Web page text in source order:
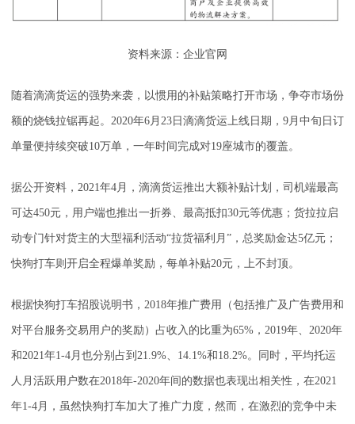
资料来源：企业官网
随着滴滴货运的强势来袭，以惯用的补贴策略打开市场，争夺市场份
额的烧钱拉锯再起。2020年6月23日滴滴货运上线日期，9月中旬日订
单量便持续突破10万单，一年时间完成对19座城市的覆盖。
据公开资料，2021年4月，滴滴货运推出大额补贴计划，司机端最高
可达450元，用户端也推出一折券、最高抵扣30元等优惠；货拉拉启
动专门针对货主的大型福利活动“拉货福利月”，总奖励金达5亿元；
快狗打车则开启全程爆单奖励，每单补贴20元，上不封顶。
根据快狗打车招股说明书，2018年推广费用（包括推广及广告费用和
对平台服务交易用户的奖励）占收入的比重为65%，2019年、2020年
和2021年1-4月也分别占到21.9%、14.1%和18.2%。同时，平均托运
人月活跃用户数在2018年-2020年间的数据也表现出相关性，在2021
年1-4月，虽然快狗打车加大了推广力度，然而，在激烈的竞争中未